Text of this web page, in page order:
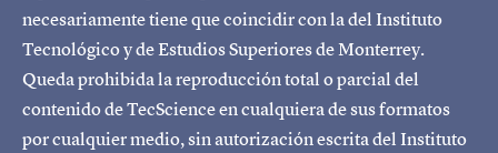
necesariamente tiene que coincidir con la del Instituto
Tecnológico y de Estudios Superiores de Monterrey.
Queda prohibida la reproducción total o parcial del
contenido de TecScience en cualquiera de sus formatos
por cualquier medio, sin autorización escrita del Instituto